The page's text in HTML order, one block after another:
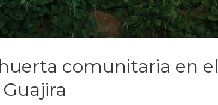
comunitaria en el